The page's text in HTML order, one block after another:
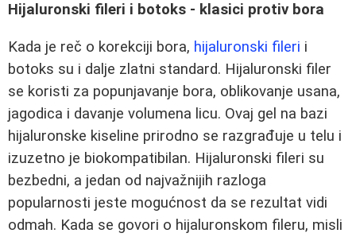
Hijaluronski fileri i botoks - klasici protiv bora
Kada je reč o korekciji bora, hijaluronski fileri i
botoks su i dalje zlatni standard. Hijaluronski filer
se koristi za popunjavanje bora, oblikovanje usana,
jagodica i davanje volumena licu. Ovaj gel na bazi
hijaluronske kiseline prirodno se razgrađuje u telu i
izuzetno je biokompatibilan. Hijaluronski fileri su
bezbedni, a jedan od najvažnijih razloga
popularnosti jeste mogućnost da se rezultat vidi
odmah. Kada se govori o hijaluronskom fileru, misli